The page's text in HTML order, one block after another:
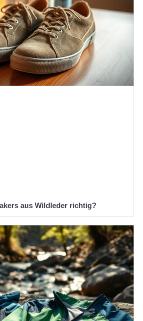
aus Wildleder richtig?